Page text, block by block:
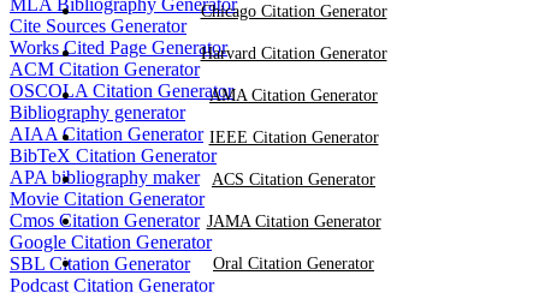
MLA Bibliography Generator
Cite Sources Generator
Works Cited Page Generator
ACM Citation Generator
OSCOLA Citation Generator
Bibliography generator
AIAA Citation Generator
BibTeX Citation Generator
APA bibliography maker
Movie Citation Generator
Cmos Citation Generator
Google Citation Generator
SBL Citation Generator
Podcast Citation Generator
Chicago Citation Generator
Harvard Citation Generator
AMA Citation Generator
IEEE Citation Generator
ACS Citation Generator
JAMA Citation Generator
Oral Citation Generator